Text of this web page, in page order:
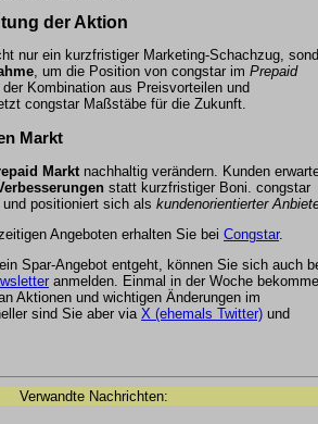
der Aktion
nur ein kurzfristiger Marketing-Schachzug,
, um die Position von congstar im Prepaid
Kombination aus Preisvorteilen und
congstar Maßstäbe für die Zukunft.
Markt
Marktnachhaltig verändern. Kunden
statt kurzfristiger Boni. congstar
positioniert sich als kundenorientierter
Angeboten erhalten Sie bei Congstar.
Spar-Angebot entgeht, können Sie sich auch
anmelden. Einmal in der Woche
Aktionen und wichtigen Änderungen im
sind Sie aber via X (ehemals Twitter) und
Verwandte Nachrichten: